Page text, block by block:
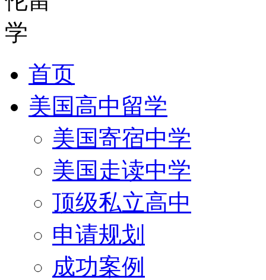
首页
美国高中留学
美国寄宿中学
美国走读中学
顶级私立高中
申请规划
成功案例